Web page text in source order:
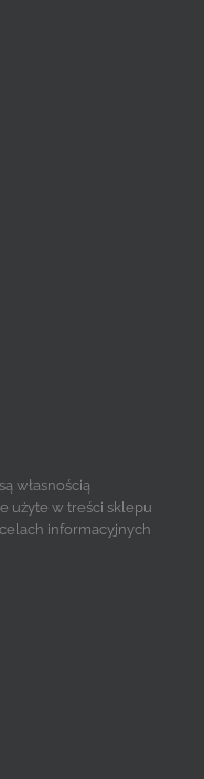
własnością
użyte w treści sklepu
informacyjnych